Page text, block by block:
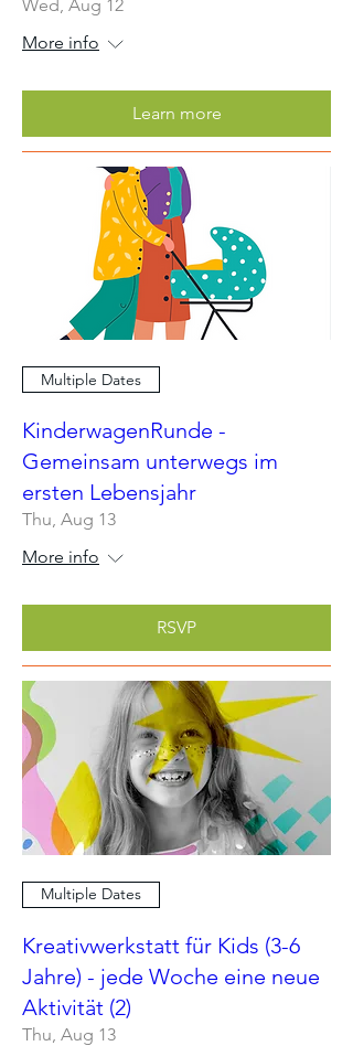
Wed, Aug 12
More info
Learn more
Multiple Dates
KinderwagenRunde -
Gemeinsam unterwegs im
ersten Lebensjahr
Thu, Aug 13
More info
RSVP
Multiple Dates
Kreativwerkstatt für Kids (3-6
Jahre) - jede Woche eine neue
Aktivität (2)
Thu, Aug 13